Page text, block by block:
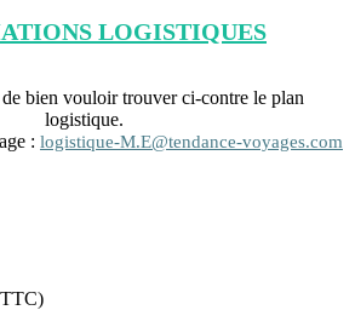
LOGISTIQUES
bien vouloir trouver ci-contre le plan
logistique.
: logistique-M.E@tendance-voyages.com